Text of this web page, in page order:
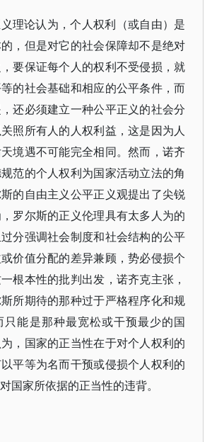
理论认为，个人权利（或自由）是
，但是对它的社会保障却不是绝对
要保证每个人的权利不受侵损，就
的社会基础和相应的公平条件，而
还必须建立一种公平正义的社会分
照所有人的人权利益，这是因为人
境遇不可能完全相同。然而，诺齐
范的个人权利为国家活动立法的角
的自由主义公平正义观提出了尖锐
罗尔斯的正义伦理具有太多人为的
分强调社会制度和社会结构的公平
价值分配的差异兼顾，势必侵损个
根本性的批判出发，诺齐克主张，
所期待的那种过于严格程序化和规
只能是那种最宽松或干预最少的国
，国家的正当性在于对个人权利的
平等为名而干预或侵损个人权利的
国家所依据的正当性的违背。